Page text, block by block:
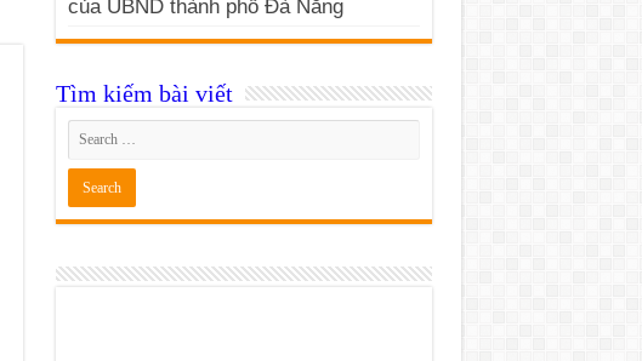
của UBND thành phố Đà Nẵng
Tìm kiếm bài viết